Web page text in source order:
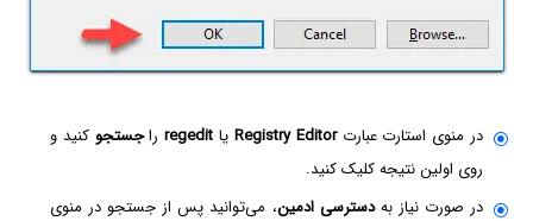
در منوی استارت عبارتRegistry Editor یا regeditراجستجو کنید و
روی اولین نتیجه کلیک کنید.
در صورت نیاز بهدسترسی ادمین، می‌توانید پس از جستجو در منوی